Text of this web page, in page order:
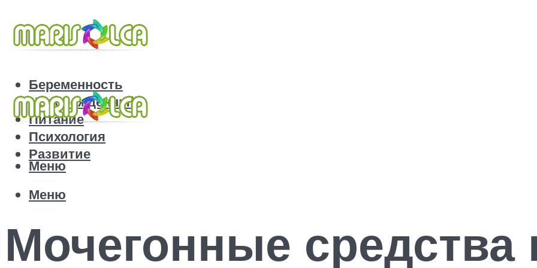
Беременность
Новорожденный
Питание
Психология
Развитие
Меню
Меню
Мочегонные средства